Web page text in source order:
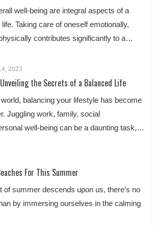
well-being are integral aspects of a
Taking care of oneself emotionally,
contributes significantly to a…
2023
the Secrets of a Balanced Life
balancing your lifestyle has become
Juggling work, family, social
well-being can be a daunting task,…
For This Summer
of summer descends upon us, there’s no
by immersing ourselves in the calming